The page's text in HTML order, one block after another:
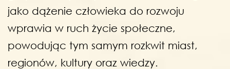
jako dążenie człowieka do rozwoju
wprawia w ruch życie społeczne,
powodując tym samym rozkwit miast,
regionów, kultury oraz wiedzy.